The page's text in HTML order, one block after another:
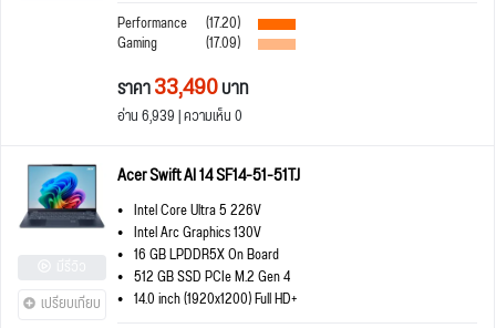
Performance
(17.20)
Gaming (17.09)
ราคา33,490บาท
อ่าน 6,939 | ความเห็น 0
เปรียบเทียบ
Acer Swift AI 14 SF14-51-51TJ
Intel Core Ultra 5 226V
Intel Arc Graphics 130V
16 GB LPDDR5X On Board
512 GB SSD PCIe M.2 Gen 4
14.0 inch (1920x1200) Full HD+